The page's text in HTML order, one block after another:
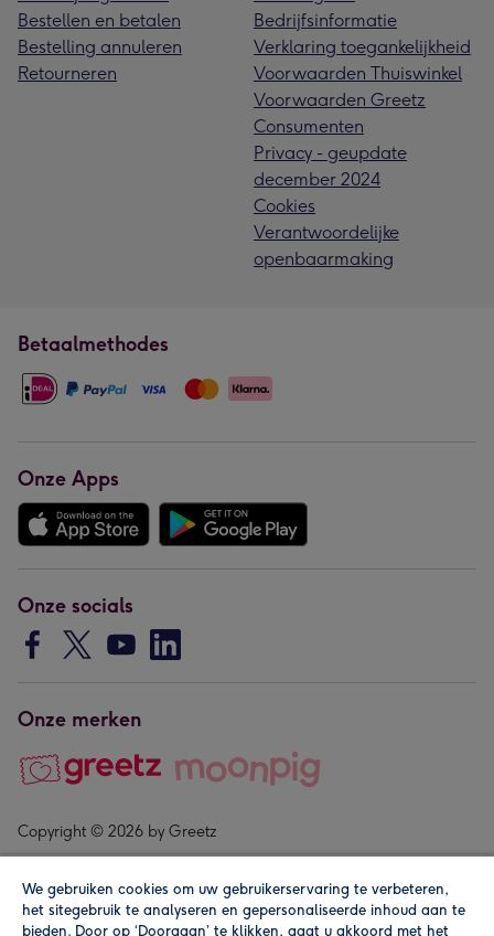
Bestellen en betalen
Bestelling annuleren
Retourneren
Bedrijfsinformatie
Verklaring toegankelijkheid
Voorwaarden Thuiswinkel
Voorwaarden Greetz
Consumenten
Privacy - geupdate
december 2024
Cookies
Verantwoordelijke
openbaarmaking
Betaalmethodes
Onze Apps
Onze socials
Onze merken
Copyright © 2026 by Greetz
We gebruiken cookies om uw gebruikerservaring te verbeteren,
het sitegebruik te analyseren en gepersonaliseerde inhoud aan te
bieden. Door op ‘Doorgaan’ te klikken, gaat u akkoord met het